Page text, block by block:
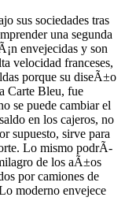
sus sociedades tras
una segunda
envejecidas y son
velocidad franceses,
porque su diseÃ±o
Carte Bleu, fue
se puede cambiar el
en los cajeros, no
supuesto, sirve para
Lo mismo podrÃ­
de los aÃ±os
por camiones de
moderno envejece